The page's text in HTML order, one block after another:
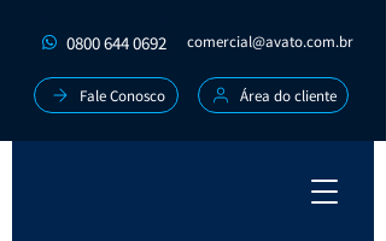
0800 644 0692 comercial@avato.com.br
Fale Conosco Área do cliente